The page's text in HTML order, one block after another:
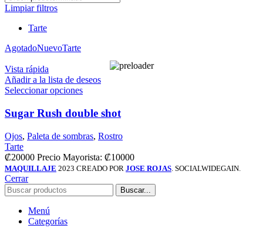
Limpiar filtros
Tarte
AgotadoNuevoTarte
Vista rápida
Añadir a la lista de deseos
Seleccionar opciones
Sugar Rush double shot
Ojos, Paleta de sombras, Rostro
Tarte
₡20000 Precio Mayorista: ₡10000
MAQUILLAJE 2023 CREADO POR JOSE ROJAS . SOCIALWIDEGAIN.
Cerrar
Buscar...
Menú
Categorías